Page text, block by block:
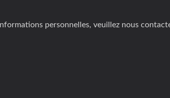
personnelles, veuillez nous